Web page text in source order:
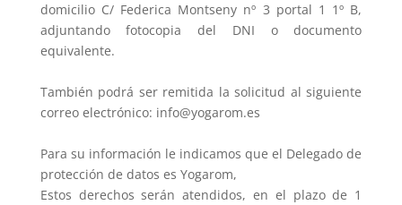
domicilio C/ Federica Montseny nº 3 portal 1 1º B,
adjuntando fotocopia del DNI o documento
equivalente.
También podrá ser remitida la solicitud al siguiente
correo electrónico: info@yogarom.es
Para su información le indicamos que el Delegado de
protección de datos es Yogarom,
Estos derechos serán atendidos, en el plazo de 1